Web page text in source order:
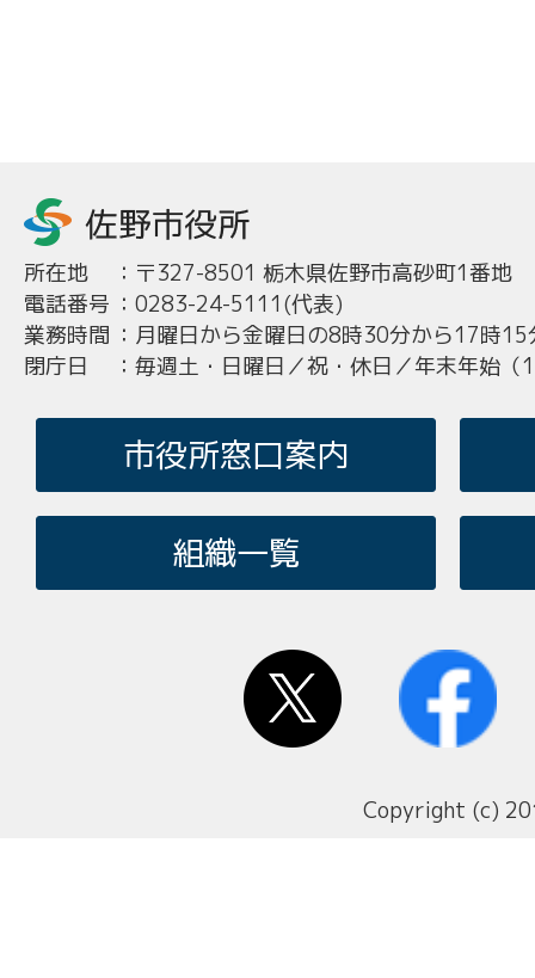
所在地 ： 〒327-8501 栃木県佐野市高砂町1番地
電話番号 ： 0283-24-5111(代表)
業務時間 ： 月曜日から金曜日の8時30分から17時15
閉庁日
： 毎週土・日曜日／祝・休日／年末年始
市役所窓口案内
組織一覧
Copyright (c)